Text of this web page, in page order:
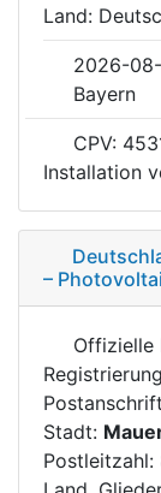
Land:
2026-
Bayern
CPV:
Installation
–
Offizielle
Stadt:
Postleitzahl: